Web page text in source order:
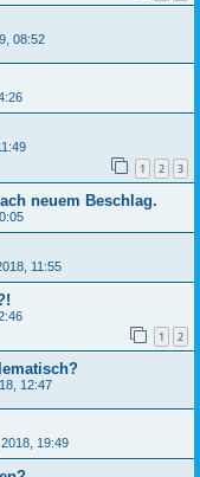
08:52
1 2 3
neuem Beschlag.
11:55
1 2
12:47
19:49